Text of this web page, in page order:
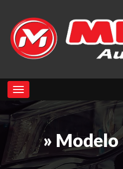
Toggle navigation
» Modelo